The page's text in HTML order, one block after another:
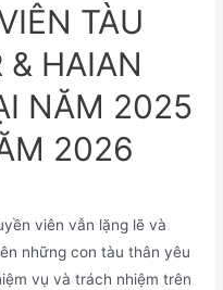
TÀU
& HAIAN
NĂM 2025
2026
viên vẫn lặng lẽ và
những con tàu thân yêu
vụ và trách nhiệm trên